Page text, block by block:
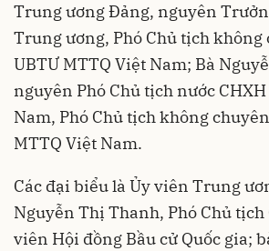
Trung ương Đảng, nguyên
Trung ương, Phó Chủ tịch
UBTƯ MTTQ Việt Nam; Bà
nguyên Phó Chủ tịch nước
Nam, Phó Chủ tịch không
MTTQ Việt Nam.
Các đại biểu là Ủy viên Trung
Nguyễn Thị Thanh, Phó Chủ tịch
viên Hội đồng Bầu cử Quốc gia;